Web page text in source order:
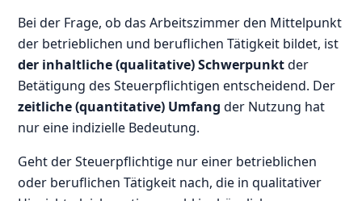
Bei der Frage, ob das Arbeitszimmer den Mittelpunkt
der betrieblichen und beruflichen Tätigkeit bildet, ist
der inhaltliche (qualitative) Schwerpunktder
Betätigung des Steuerpflichtigen entscheidend. Der
zeitliche (quantitative) Umfang der Nutzung hat
nur eine indizielle Bedeutung.
Geht der Steuerpflichtige nur einer betrieblichen
oder beruflichen Tätigkeit nach, die in qualitativer